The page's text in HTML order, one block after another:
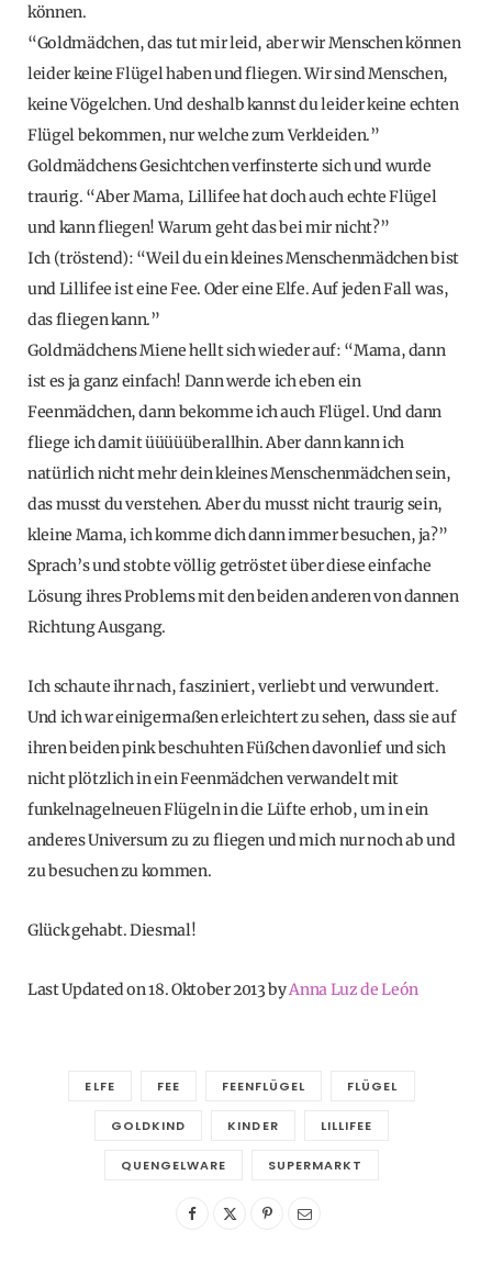
können.
“Goldmädchen, das tut mir leid, aber wir Menschen können
leider keine Flügel haben und fliegen. Wir sind Menschen,
keine Vögelchen. Und deshalb kannst du leider keine echten
Flügel bekommen, nur welche zum Verkleiden.”
Goldmädchens Gesichtchen verfinsterte sich und wurde
traurig. “Aber Mama, Lillifee hat doch auch echte Flügel
und kann fliegen! Warum geht das bei mir nicht?”
Ich (tröstend): “Weil du ein kleines Menschenmädchen bist
und Lillifee ist eine Fee. Oder eine Elfe. Auf jeden Fall was,
das fliegen kann.”
Goldmädchens Miene hellt sich wieder auf: “Mama, dann
ist es ja ganz einfach! Dann werde ich eben ein
Feenmädchen, dann bekomme ich auch Flügel. Und dann
fliege ich damit üüüüüberallhin. Aber dann kann ich
natürlich nicht mehr dein kleines Menschenmädchen sein,
das musst du verstehen. Aber du musst nicht traurig sein,
kleine Mama, ich komme dich dann immer besuchen, ja?”
Sprach’s und stobte völlig getröstet über diese einfache
Lösung ihres Problems mit den beiden anderen von dannen
Richtung Ausgang.
Ich schaute ihr nach, fasziniert, verliebt und verwundert.
Und ich war einigermaßen erleichtert zu sehen, dass sie auf
ihren beiden pink beschuhten Füßchen davonlief und sich
nicht plötzlich in ein Feenmädchen verwandelt mit
funkelnagelneuen Flügeln in die Lüfte erhob, um in ein
anderes Universum zu zu fliegen und mich nur noch ab und
zu besuchen zu kommen.
Glück gehabt. Diesmal!
Last Updated on 18. Oktober 2013 byAnna Luz de León
ELFE FEE FEENFLÜGEL FLÜGEL
GOLDKIND KINDER LILLIFEE
QUENGELWARE SUPERMARKT